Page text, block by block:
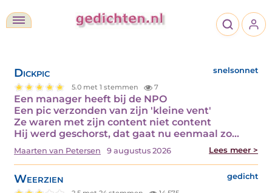
Dickpic snelsonnet
5.0 met 1 stemmen 7
Een manager heeft bij de NPO
Een pic verzonden van zijn 'kleine vent'
Ze waren met zijn content niet content
Hij werd geschorst, dat gaat nu eenmaal zo…
Maarten van Petersen 9 augustus 2026 Lees meer >
Weerzien gedicht